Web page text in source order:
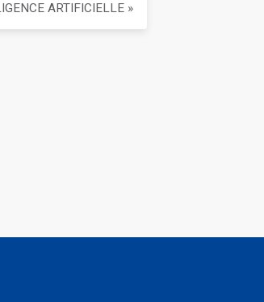
ARTIFICIELLE »